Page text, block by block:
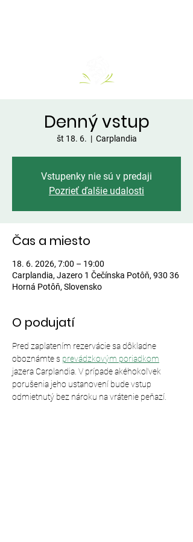
Denný vstup
št 18. 6.
  |
Carplandia
Vstupenky nie sú v predaji
Pozrieť ďalšie udalosti
Čas a miesto
18. 6. 2026, 7:00 – 19:00
Carplandia, Jazero 1 Čečínska Potôň, 930 36
Horná Potôň, Slovensko
O podujatí
Pred zaplatením rezervácie sa dôkladne
oboznámte s prevádzkovým poriadkom
jazera Carplandia. V prípade akéhokoľvek
porušenia jeho ustanovení bude vstup
odmietnutý bez nároku na vrátenie peňazí.